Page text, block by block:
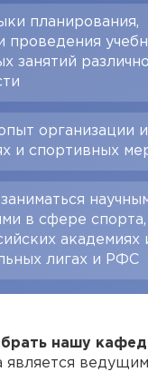
планирования,
проведения
занятий
организации и
и спортивных
в сфере спорта,
академиях
лигах и РФС
нашу